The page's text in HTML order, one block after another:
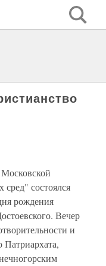
Московской
состоялся
рождения
Вечер
и
Патриархата,